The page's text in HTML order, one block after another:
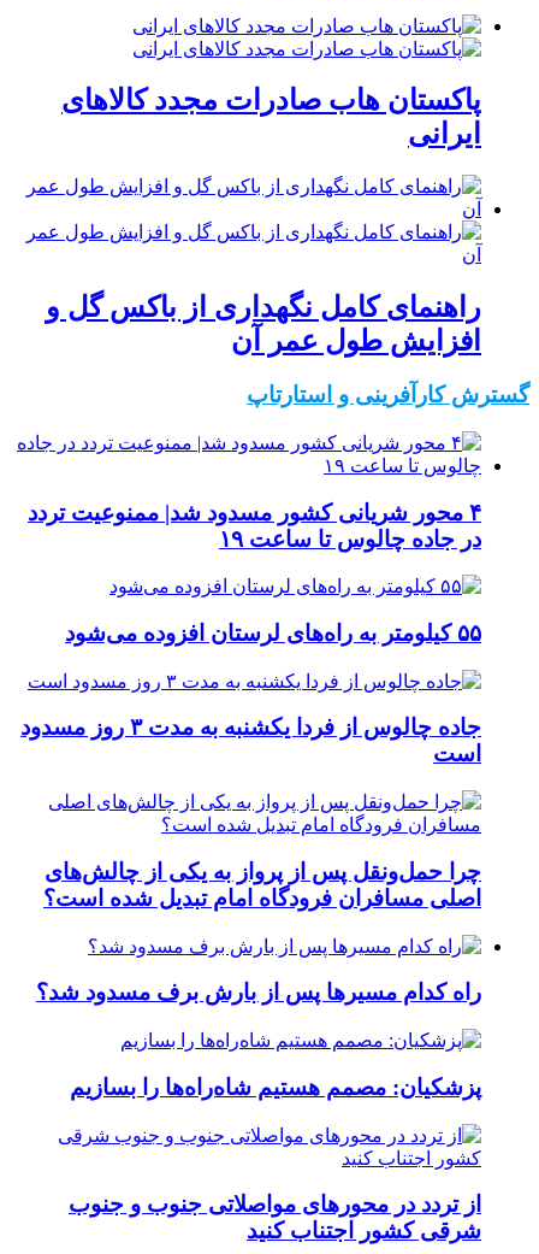
پاکستان هاب صادرات مجدد کالاهای
ایرانی
راهنمای کامل نگهداری از باکس گل و
افزایش طول عمر آن
گسترش کارآفرینی و استارتاپ
۴ محور شریانی کشور مسدود شد| ممنوعیت تردد
در جاده چالوس تا ساعت ۱۹
۵۵ کیلومتر به راه‌های لرستان افزوده می‌شود
جاده چالوس از فردا یکشنبه به مدت ۳ روز مسدود
است
چرا حمل‌ونقل پس از پرواز به یکی از چالش‌های
اصلی مسافران فرودگاه امام تبدیل شده است؟
راه کدام مسیرها پس از بارش برف مسدود شد؟
پزشکیان: مصمم هستیم شاه‌راه‌ها را بسازیم
از تردد در محورهای مواصلاتی جنوب و جنوب
شرقی کشور اجتناب کنید